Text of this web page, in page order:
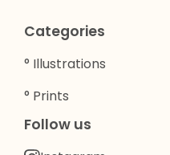
Categories
° Illustrations
° Prints
Follow us